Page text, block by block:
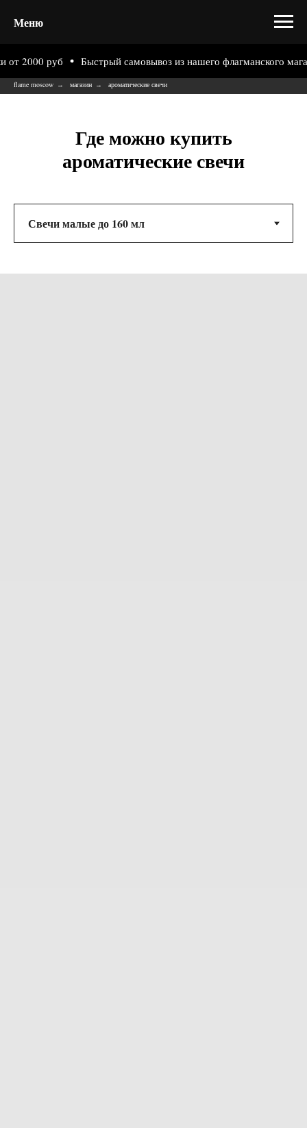
Меню
руб Быстрый самовывоз из нашего флагманского магазина
flame moscow → магазин → ароматические свечи
Где можно купить
ароматические свечи